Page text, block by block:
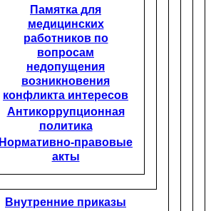
Памятка для
медицинских
работников по
вопросам
недопущения
возникновения
конфликта интересов
Антикоррупционная
политика
Нормативно-правовые
акты
Внутренние приказы